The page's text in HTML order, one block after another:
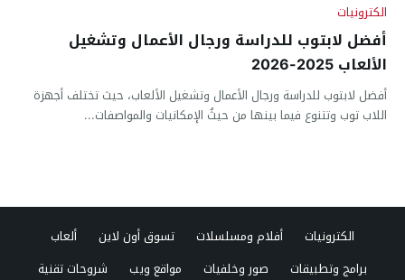
الكترونيات
أفضل لابتوب للدراسة ورجال الأعمال وتشغيل
الألعاب 2025-2026
أفضل لابتوب للدراسة ورجال الأعمال وتشغيل الألعاب، حيث تختلف أجهزة
اللاب توب وتتنوع فيما بينها من حيثُ الإمكانيات والمواصفات...
الكترونيات أفلام ومسلسلات تسوق أون لاين
ألعاب
برامج وتطبيقات
صور وخلفيات مواقع ويب شروحات تقنية